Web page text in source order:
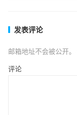
发表评论
邮箱地址不会被公开。
评论